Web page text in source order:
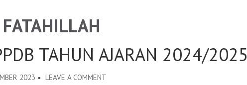
TAHUN AJARAN 2024/2025
2023 LEAVE A COMMENT